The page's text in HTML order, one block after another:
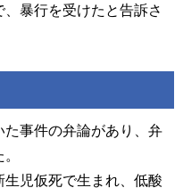
、暴行を受けたと告訴さ
た事件の弁論があり、弁
生児仮死で生まれ、低酸